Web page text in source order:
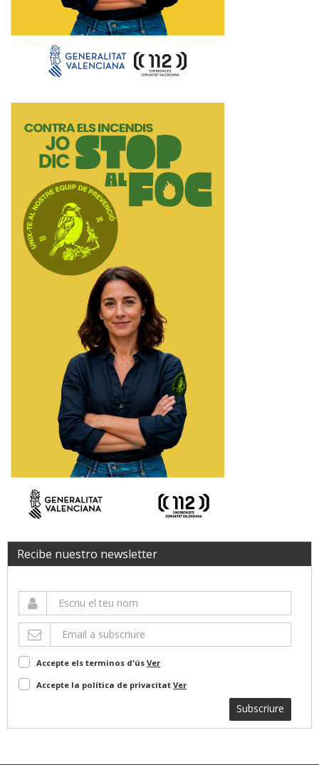
Recibe nuestro newsletter
Accepte els terminos d'ús Ver
Accepte la política de privacitat Ver
Subscriure